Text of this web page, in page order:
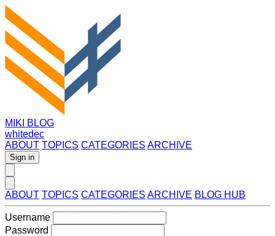
MIKI BLOG
whitedec
ABOUT TOPICS CATEGORIES ARCHIVE
Sign in
ABOUT TOPICS CATEGORIES ARCHIVE BLOG HUB
Username
Password